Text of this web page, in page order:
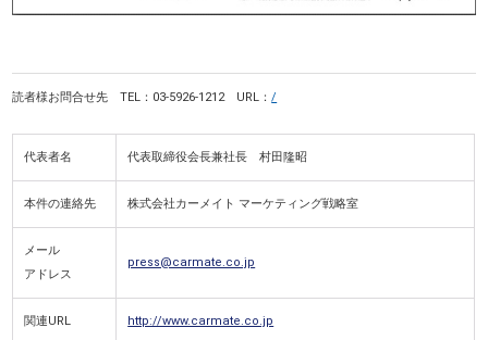
読者様お問合せ先 TEL：03-5926-1212 URL：/
代表者名 代表取締役会長兼社長 村田隆昭
本件の連絡先 株式会社カーメイト マーケティング戦略室
メール
アドレス
press@carmate.co.jp
関連URL http://www.carmate.co.jp